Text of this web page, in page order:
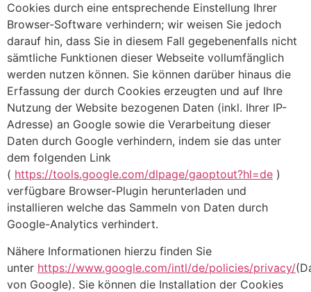
Cookies durch eine entsprechende Einstellung Ihrer
Browser-Software verhindern; wir weisen Sie jedoch
darauf hin, dass Sie in diesem Fall gegebenenfalls nicht
sämtliche Funktionen dieser Webseite vollumfänglich
werden nutzen können. Sie können darüber hinaus die
Erfassung der durch Cookies erzeugten und auf Ihre
Nutzung der Website bezogenen Daten (inkl. Ihrer IP-
Adresse) an Google sowie die Verarbeitung dieser
Daten durch Google verhindern, indem sie das unter
dem folgenden Link
( https://tools.google.com/dlpage/gaoptout?hl=de )
verfügbare Browser-Plugin herunterladen und
installieren welche das Sammeln von Daten durch
Google-Analytics verhindert.
Nähere Informationen hierzu finden Sie
unter https://www.google.com/intl/de/policies/privacy/
von Google). Sie können die Installation der Cookies